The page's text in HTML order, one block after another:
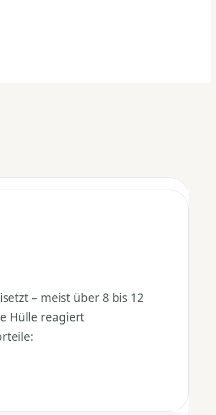
– meist über 8 bis 12
Hülle reagiert